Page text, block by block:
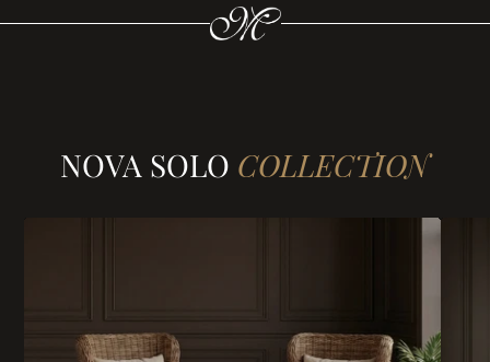
NOVA SOLO COLLECTION